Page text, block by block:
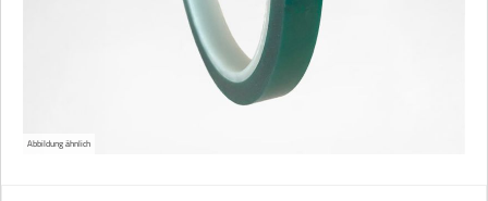
Abbildung ähnlich